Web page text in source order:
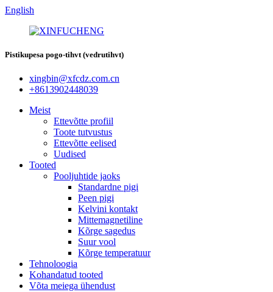
English
Pistikupesa pogo-tihvt (vedrutihvt)
xingbin@xfcdz.com.cn
+8613902448039
Meist
Ettevõtte profiil
Toote tutvustus
Ettevõtte eelised
Uudised
Tooted
Pooljuhtide jaoks
Standardne pigi
Peen pigi
Kelvini kontakt
Mittemagnetiline
Kõrge sagedus
Suur vool
Kõrge temperatuur
Tehnoloogia
Kohandatud tooted
Võta meiega ühendust